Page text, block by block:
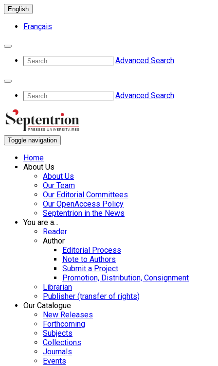
English
Français
Advanced Search
Advanced Search
Toggle navigation
Home
About Us
About Us
Our Team
Our Editorial Committees
Our OpenAccess Policy
Septentrion in the News
You are a...
Reader
Author
Editorial Process
Note to Authors
Submit a Project
Promotion, Distribution, Consignment
Librarian
Publisher (transfer of rights)
Our Catalogue
New Releases
Forthcoming
Subjects
Collections
Journals
Events